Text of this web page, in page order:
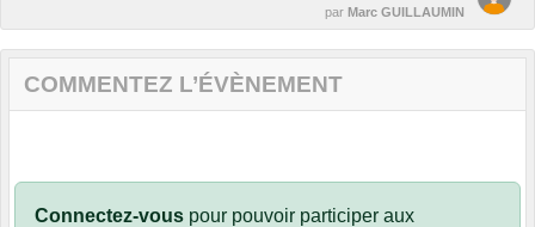
par Marc GUILLAUMIN
COMMENTEZ L’ÉVÈNEMENT
Connectez-vous pour pouvoir participer aux